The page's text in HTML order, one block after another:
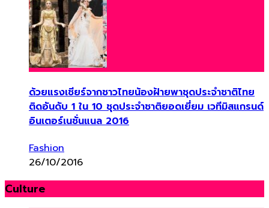
ด้วยแรงเชียร์จากชาวไทยน้องฝ้ายพาชุดประจำชาติไทย
ติดอันดับ 1 ใน 10 ชุดประจำชาติยอดเยี่ยม เวทีมิสแกรนด์
อินเตอร์เนชั่นแนล 2016
Fashion
26/10/2016
Culture